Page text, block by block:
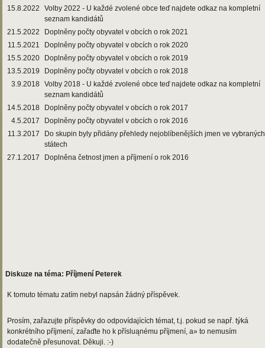
15.8.2022
Volby 2022 - U každé zvolené obce teď najdete odkaz na kompletní
seznam kandidátů
21.5.2022
Doplněny počty obyvatel v obcích o rok 2021
11.5.2021
Doplněny počty obyvatel v obcích o rok 2020
15.5.2020
Doplněny počty obyvatel v obcích o rok 2019
13.5.2019
Doplněny počty obyvatel v obcích o rok 2018
3.9.2018 Volby 2018 - U každé zvolené obce teď najdete odkaz na kompletní
seznam kandidátů
14.5.2018
Doplněny počty obyvatel v obcích o rok 2017
4.5.2017
Doplněny počty obyvatel v obcích o rok 2016
11.3.2017
Do skupin byly přidány přehledy nejoblíbenějších jmen ve vybraných
státech
27.1.2017
Doplněna četnost jmen a příjmení o rok 2016
Diskuze na téma: Příjmení Peterek
K tomuto tématu zatím nebyl napsán žádný příspěvek.
Prosím, zařazujte příspěvky do odpovídajících témat, t.j. pokud se např. týká
konkrétního příjmení, zařaďte ho k přísluąnému příjmení, a» to nemusím
dodatečně přesunovat. Děkuji. :-)